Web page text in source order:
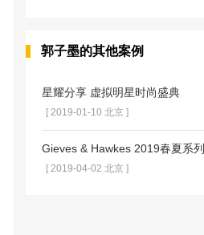
郭子墨的其他案例
星耀分享 虚拟明星时尚盛典
[ 2019-01-10 北京 ]
Gieves & Hawkes 2019春夏系
[ 2019-04-02 北京 ]